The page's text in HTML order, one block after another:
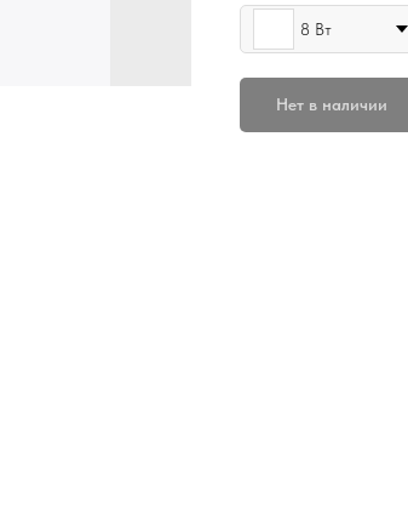
8 Вт
Нет в наличии